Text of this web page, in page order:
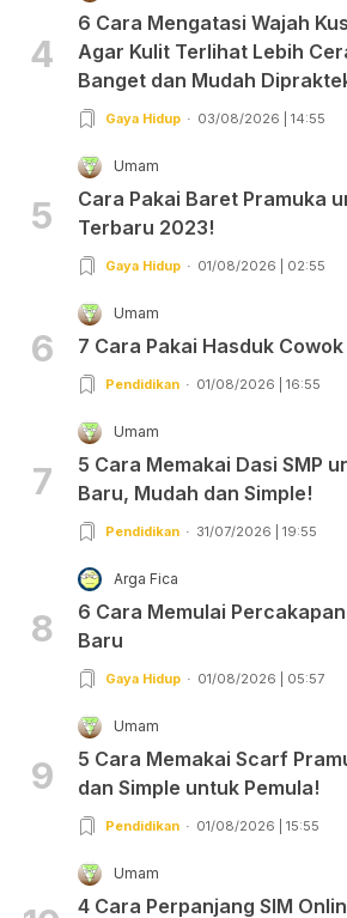
4
6 Cara Mengatasi Wajah
Agar Kulit Terlihat Lebih
Banget dan Mudah
Gaya Hidup 03/08/2026 | 14:55
5
Umam
Cara Pakai Baret Pramuka
Terbaru 2023!
Gaya Hidup 01/08/2026 | 02:55
6
Umam
7 Cara Pakai Hasduk
Pendidikan 01/08/2026 | 16:55
7
Umam
5 Cara Memakai Dasi SMP
Baru, Mudah dan Simple!
Pendidikan 31/07/2026 | 19:55
8
Arga Fica
6 Cara Memulai
Baru
Gaya Hidup 01/08/2026 | 05:57
9
Umam
5 Cara Memakai Scarf
dan Simple untuk Pemula!
Pendidikan 01/08/2026 | 15:55
Umam
4 Cara Perpanjang SIM